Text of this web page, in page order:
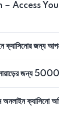
– Access
ক্যাসিনোর জন্য
জন্য 5000
ক্যাসিনো